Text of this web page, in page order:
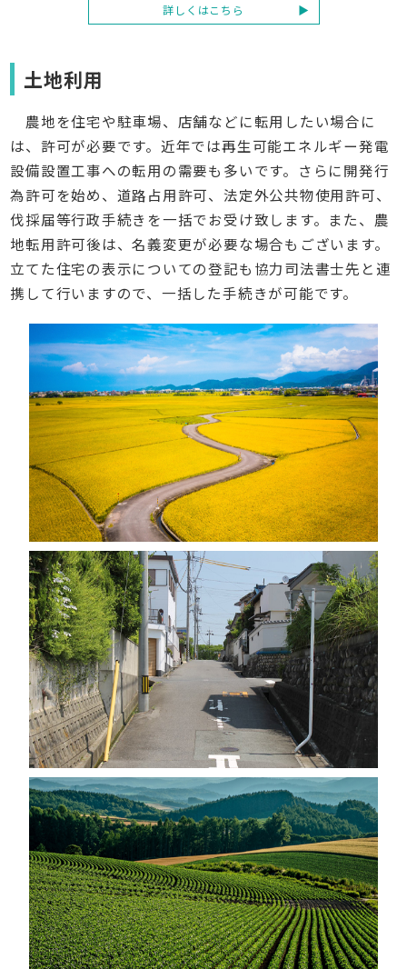
詳しくはこちら
土地利用
農地を住宅や駐車場、店舗などに転用したい場合に
は、許可が必要です。近年では再生可能エネルギー発電
設備設置工事への転用の需要も多いです。さらに開発行
為許可を始め、道路占用許可、法定外公共物使用許可、
伐採届等行政手続きを一括でお受け致します。また、農
地転用許可後は、名義変更が必要な場合もございます。
立てた住宅の表示についての登記も協力司法書士先と連
携して行いますので、一括した手続きが可能です。